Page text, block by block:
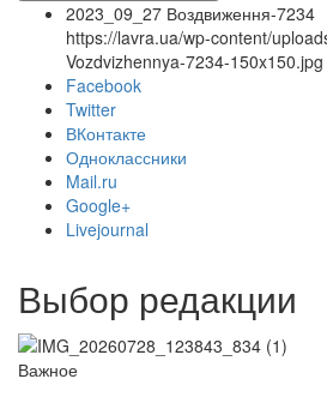
Онлайн трансляции
12 сентября 2015
12 сентября 2015
12 сентября 2015
12 сентября 2015
12 сентября 2015
12 сентября 2015Название
12 сентября 2015Название
Перейти к архиву
2023_09_27 Воздвиження-7234
https://lavra.ua/wp-content/
Vozdvizhennya-7234-150x150.jpg
Facebook
Twitter
ВКонтакте
Одноклассники
Mail.ru
Google+
Livejournal
Выбор редакции
Важное